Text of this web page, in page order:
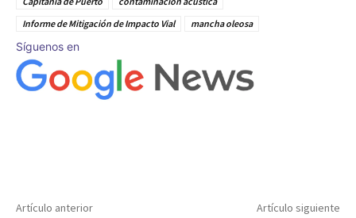
Informe de Mitigación de Impacto Vial
mancha oleosa
Síguenos en
Artículo anterior Artículo siguiente